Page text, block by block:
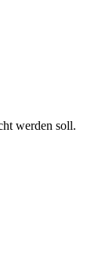
werden soll.